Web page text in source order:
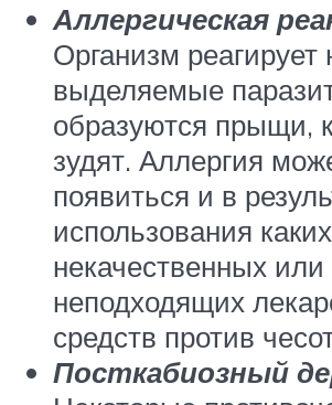
Аллергическая
Организм реагирует
выделяемые
образуются прыщи,
зудят. Аллергия
появиться и в
использования
некачественных или
неподходящих
средств против
Посткабиозный